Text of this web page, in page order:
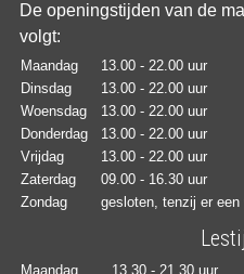
De openingstijden van de
volgt:
Maandag
13.00 - 22.00 uur
Dinsdag
13.00 - 22.00 uur
Woensdag
13.00 - 22.00 uur
Donderdag
13.00 - 22.00 uur
Vrijdag
13.00 - 22.00 uur
Zaterdag
09.00 - 16.30 uur
Zondag
gesloten, tenzij er
Maandag 13.30 - 21.30 uur